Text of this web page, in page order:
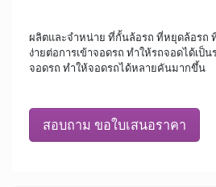
ผลิตและจำหน่าย ที่กั้นล้อรถ ที่หยุดล้อรถ
ง่ายต่อการเข้าจอดรถ ทำให้รถจอดได้เป็
จอดรถ ทำให้จอดรถได้หลายคันมากขึ้น
สอบถาม ขอใบเสนอราคา